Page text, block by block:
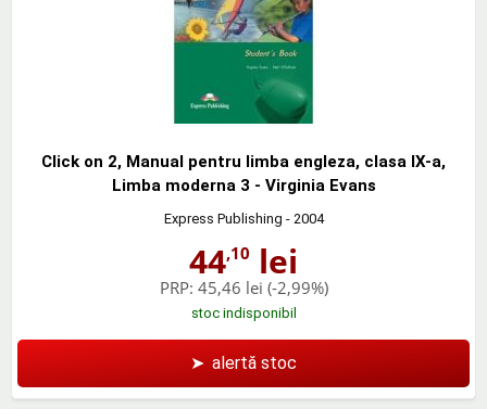
Click on 2, Manual pentru limba engleza, clasa IX-a,
Limba moderna 3 - Virginia Evans
Express Publishing - 2004
44,10 lei
PRP: 45,46 lei (-2,99%)
stoc indisponibil
➤ alertă stoc